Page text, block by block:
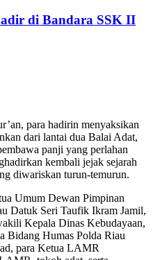
di Bandara SSK II
para hadirin menyaksikan
dari lantai dua Balai Adat,
panji yang perlahan
kembali jejak sejarah
diwariskan turun-temurun.
Umum Dewan Pimpinan
Datuk Seri Taufik Ikram Jamil,
Kepala Dinas Kebudayaan,
Bidang Humas Polda Riau
para Ketua LAMR